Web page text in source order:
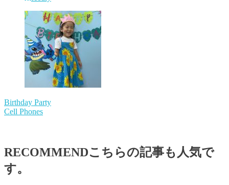
Birthday Party
Cell Phones
RECOMMENDこちらの記事も人気で
す。